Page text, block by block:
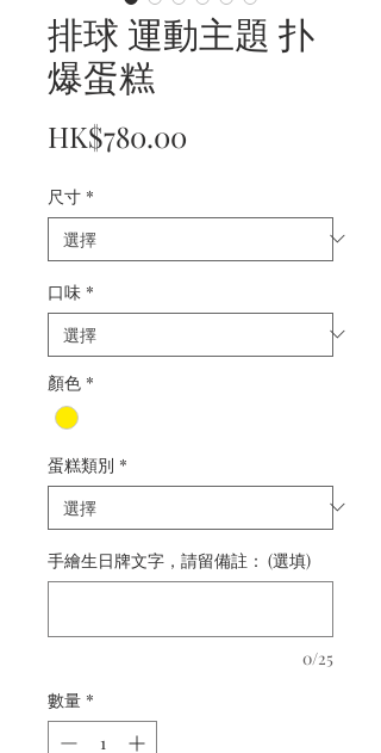
排球 運動主題 扑
爆蛋糕
HK$780.00
尺寸 *
口味 *
顏色 *
蛋糕類別 *
手繪生日牌文字，請留備註： (選填)
0/25
數量 *